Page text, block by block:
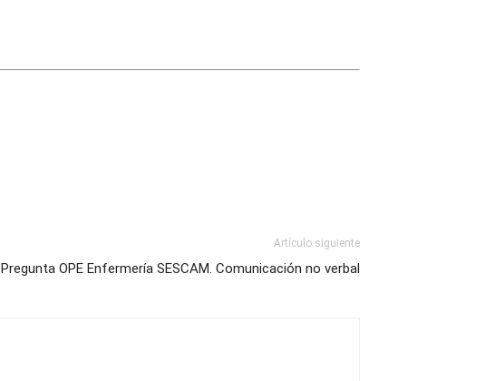
Artículo siguiente
Pregunta OPE Enfermería SESCAM. Comunicación no verbal